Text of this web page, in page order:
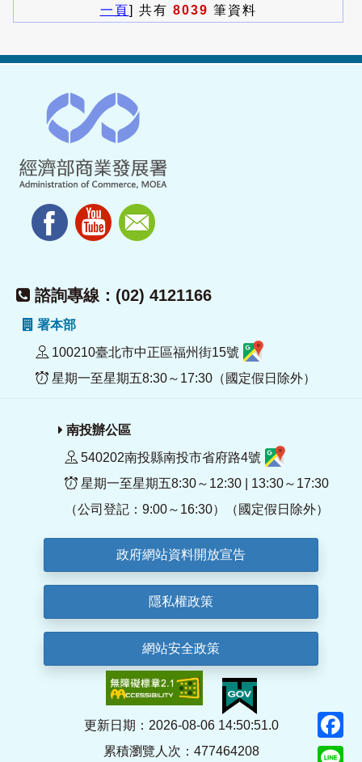
一頁] 共有 8039 筆資料
諮詢專線：(02) 4121166
署本部
100210臺北市中正區福州街15號
星期一至星期五8:30～17:30（國定假日除外）
南投辦公區
540202南投縣南投市省府路4號
星期一至星期五8:30～12:30 | 13:30～17:30
（公司登記：9:00～16:30）（國定假日除外）
政府網站資料開放宣告
隱私權政策
網站安全政策
更新日期：2026-08-06 14:50:51.0
累積瀏覽人次：477464208